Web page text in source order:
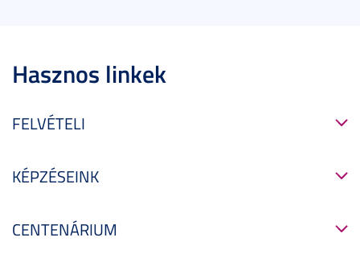
Hasznos linkek
FELVÉTELI
KÉPZÉSEINK
CENTENÁRIUM